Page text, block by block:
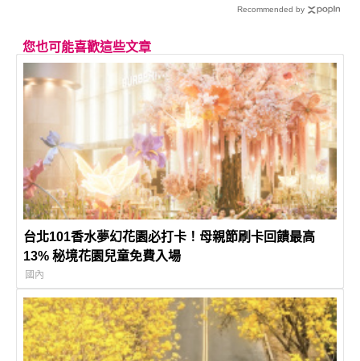
Recommended by
您也可能喜歡這些文章
台北101香水夢幻花園必打卡！母親節刷卡回饋最高
13% 秘境花園兒童免費入場
國內